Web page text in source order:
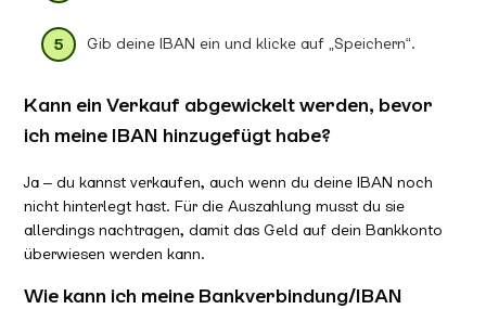
Gib deine IBAN ein und klicke auf „Speichern“.
Kann ein Verkauf abgewickelt werden, bevor
ich meine IBAN hinzugefügt habe?
Ja – du kannst verkaufen, auch wenn du deine IBAN noch
nicht hinterlegt hast. Für die Auszahlung musst du sie
allerdings nachtragen, damit das Geld auf dein Bankkonto
überwiesen werden kann.
Wie kann ich meine Bankverbindung/IBAN